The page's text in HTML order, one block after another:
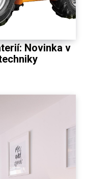
Novinka v